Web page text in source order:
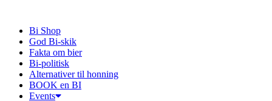
indholdBi Shop
God Bi-skik
Fakta om bier
Bi-politisk
Alternativer til honning
BOOK en BI
Events